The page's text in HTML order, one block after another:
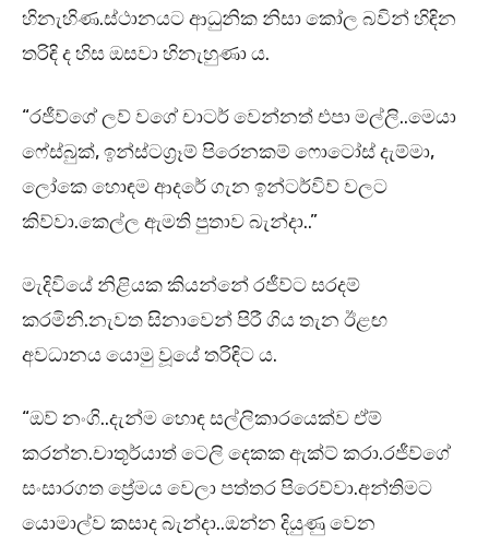
හිනැහිණ.ස්ථානයට ආධුනික නිසා කෝල බවින් හිඳින
තරිඳි ද හිස ඔසවා හිනැහුණා ය.
“රජීව්ගේ ලව් වගේ චාටර් වෙන්නත් එපා මල්ලි..මෙයා
ෆේස්බුක්, ඉන්ස්ටග්‍රෑම් පිරෙනකම් ෆොටෝස් දැම්මා,
ලෝකෙ හොඳම ආදරේ ගැන ඉන්ටර්විව් වලට
කිව්වා.කෙල්ල ඇමති පුතාව බැන්දා..”
මැදිවියේ නිළියක කියන්නේ රජීව්ට සරදම්
කරමිනි.නැවත සිනාවෙන් පිරී ගිය තැන ඊළඟ
අවධානය යොමු වූයේ තරිඳිට ය.
“ඔව් නංගි..දැන්ම හොඳ සල්ලිකාරයෙක්ව ඒම්
කරන්න.චාතූර්යාත් ටෙලි දෙකක ඇක්ට් කරා.රජීව්ගේ
සංසාරගත ප්‍රේමය වෙලා පත්තර පිරෙව්වා.අන්තිමට
යොමාල්ව කසාද බැන්දා..ඔන්න දියුණු වෙන